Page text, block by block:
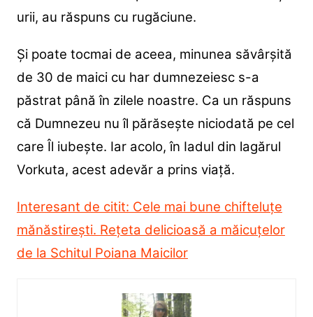
urii, au răspuns cu rugăciune.
Și poate tocmai de aceea, minunea săvârșită
de 30 de maici cu har dumnezeiesc s-a
păstrat până în zilele noastre. Ca un răspuns
că Dumnezeu nu îl părăsește niciodată pe cel
care Îl iubește. Iar acolo, în Iadul din lagărul
Vorkuta, acest adevăr a prins viață.
Interesant de citit: Cele mai bune chifteluțe
mănăstirești. Rețeta delicioasă a măicuțelor
de la Schitul Poiana Maicilor